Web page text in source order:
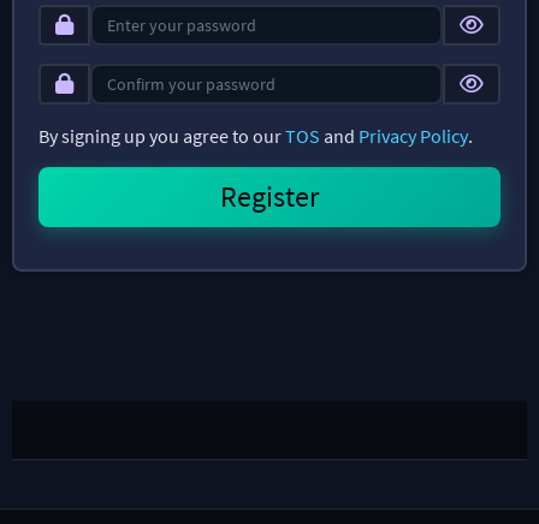
By signing up you agree to ourTOS and Privacy Policy.